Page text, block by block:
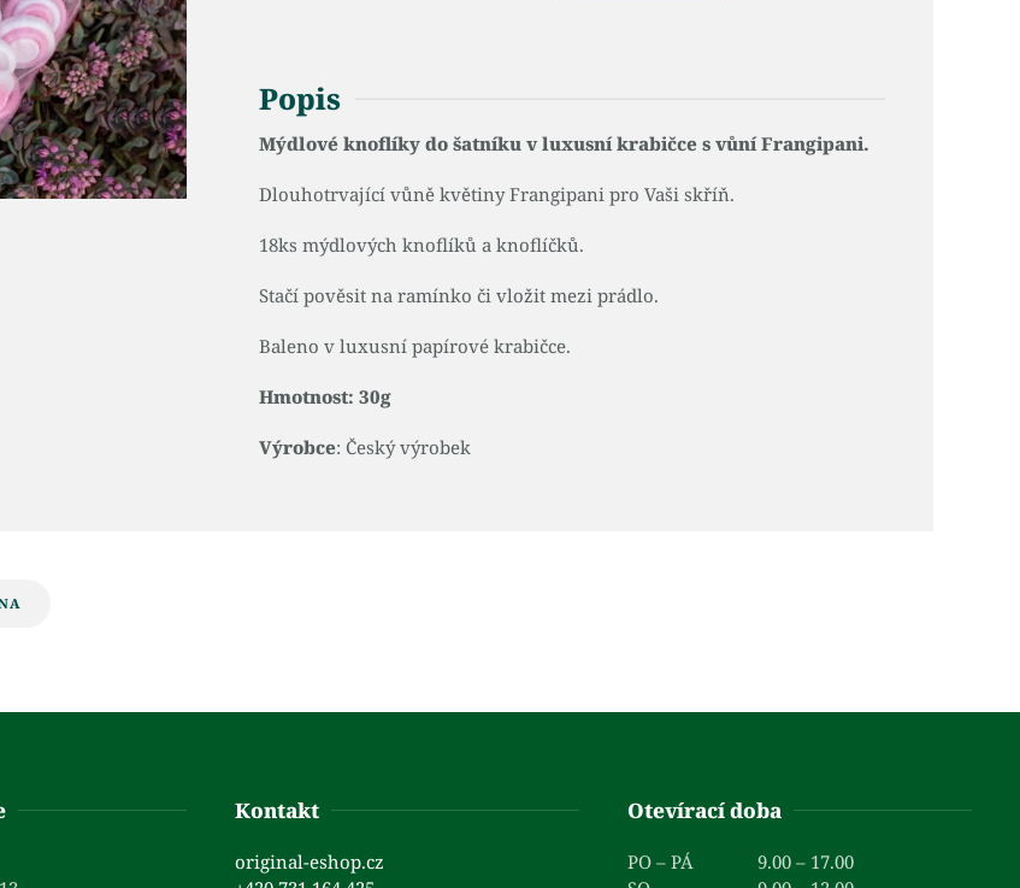
Popis
Mýdlové knoflíky do šatníku v luxusní krabičce s vůní Frangipani.
Dlouhotrvající vůně květiny Frangipani pro Vaši skříň.
18ks mýdlových knoflíků a knoflíčků.
Stačí pověsit na ramínko či vložit mezi prádlo.
Baleno v luxusní papírové krabičce.
Hmotnost: 30g
Výrobce: Český výrobek
Kontakt
original-eshop.cz
Otevírací doba
PO – PÁ
9.00 – 17.00